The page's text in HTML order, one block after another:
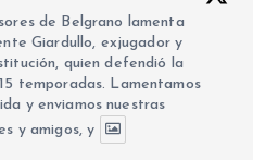
de Belgrano lamenta
Giardullo, exjugador y
quien defendió la
temporadas. Lamentamos
y enviamos nuestras
y amigos, y